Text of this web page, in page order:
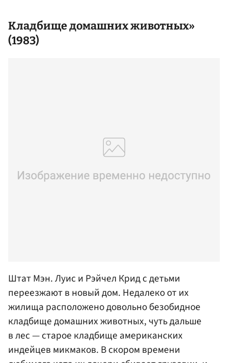
Кладбище домашних животных»
(1983)
Штат Мэн. Луис и Рэйчел Крид с детьми
переезжают в новый дом. Недалеко от их
жилища расположено довольно безобидное
кладбище домашних животных, чуть дальше
в лес — старое кладбище американских
индейцев микмаков. В скором времени